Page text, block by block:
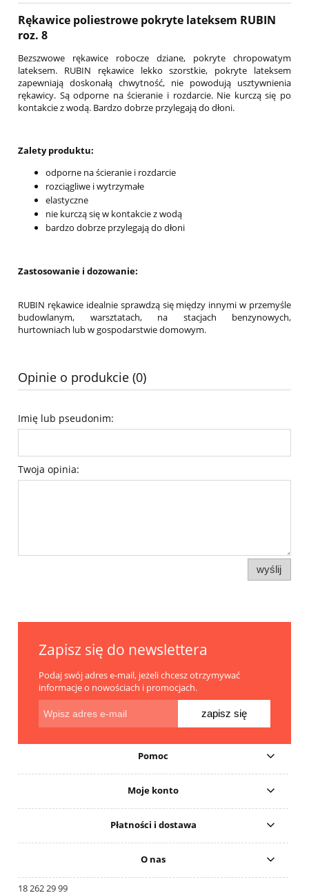
Rękawice poliestrowe pokryte lateksem RUBIN
roz. 8
Bezszwowe rękawice robocze dziane, pokryte chropowatym
lateksem. RUBIN rękawice lekko szorstkie, pokryte lateksem
zapewniają doskonałą chwytność, nie powodują usztywnienia
rękawicy. Są odporne na ścieranie i rozdarcie. Nie kurczą się po
kontakcie z wodą. Bardzo dobrze przylegają do dłoni.
Zalety produktu:
odporne na ścieranie i rozdarcie
rozciągliwe i wytrzymałe
elastyczne
nie kurczą się w kontakcie z wodą
bardzo dobrze przylegają do dłoni
Zastosowanie i dozowanie:
RUBIN rękawice idealnie sprawdzą się między innymi w przemyśle
budowlanym, warsztatach, na stacjach benzynowych,
hurtowniach lub w gospodarstwie domowym.
Opinie o produkcie (0)
Imię lub pseudonim:
Twoja opinia:
wyślij
Zapisz się do newslettera
Podaj swój adres e-mail, jeżeli chcesz otrzymywać
informacje o nowościach i promocjach.
zapisz się
Pomoc
Moje konto
Płatności i dostawa
O nas
18 262 29 99